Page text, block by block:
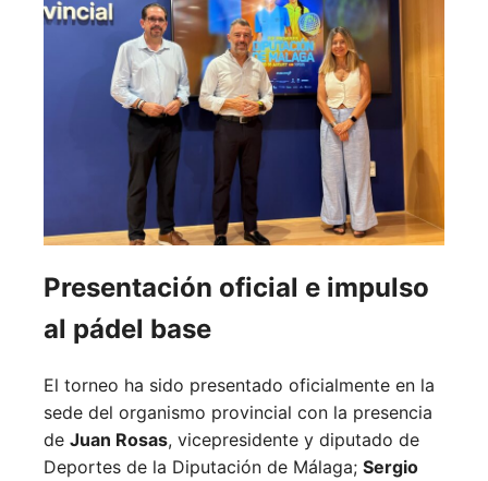
Presentación oficial e impulso
al pádel base
El torneo ha sido presentado oficialmente en la
sede del organismo provincial con la presencia
de Juan Rosas, vicepresidente y diputado de
Deportes de la Diputación de Málaga; Sergio